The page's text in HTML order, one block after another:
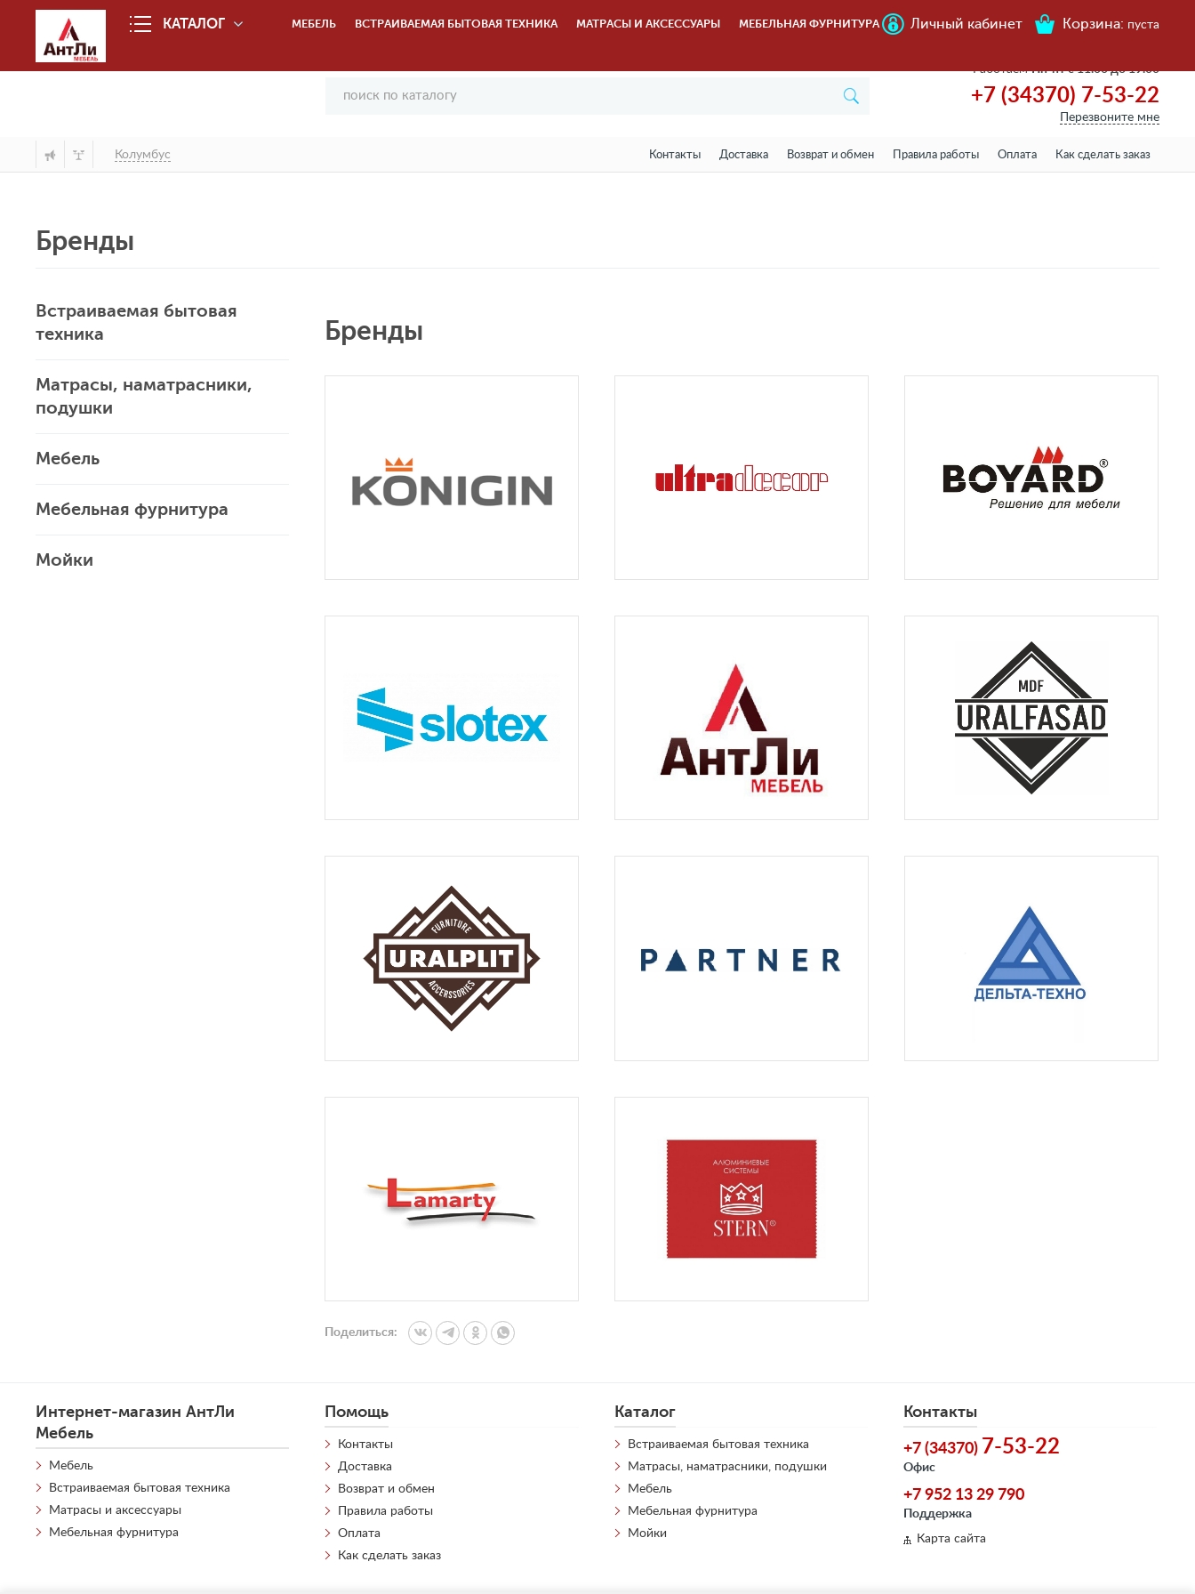
КАТАЛОГ МЕБЕЛЬ ВСТРАИВАЕМАЯ БЫТОВАЯ ТЕХНИКА МАТРАСЫ И АКСЕССУАРЫ МЕБЕЛЬНАЯ ФУРНИТУРА Личный кабинет Корзина: пуста
РаботаемПн-пт с 11.00 до 19.00
+7 (34370) 7-53-22
Перезвоните мне
Колумбус Контакты Доставка Возврат и обмен Правила работы Оплата Как сделать заказ
Бренды
Встраиваемая бытовая
техника
Матрасы, наматрасники,
подушки
Мебель
Мебельная фурнитура
Мойки
Бренды
Поделиться:
Интернет-магазин АнтЛи
Мебель
Мебель
Встраиваемая бытовая техника
Матрасы и аксессуары
Мебельная фурнитура
Помощь
Контакты
Доставка
Возврат и обмен
Правила работы
Оплата
Как сделать заказ
Контакты
+7 (34370) 7-53-22
Офис
+7 952 13 29 790
Поддержка
Карта сайта
Каталог
Встраиваемая бытовая техника
Матрасы, наматрасники, подушки
Мебель
Мебельная фурнитура
Мойки